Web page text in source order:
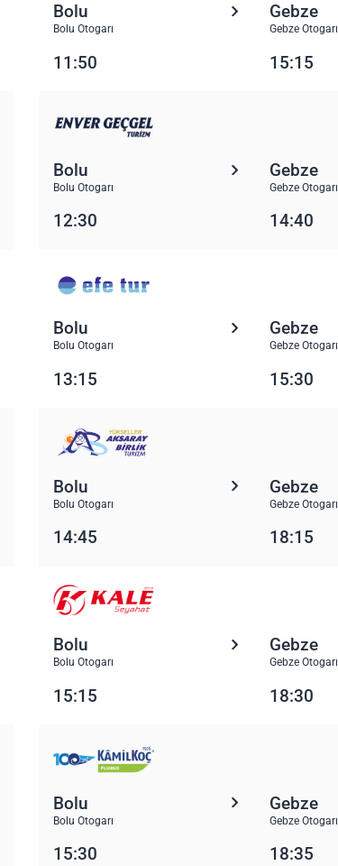
Bolu
Bolu Otogarı
Gebze
Gebze Otogarı
11:50 15:15
Bolu
Bolu Otogarı
Gebze
Gebze Otogarı
12:30 14:40
Bolu
Bolu Otogarı
Gebze
Gebze Otogarı
13:15 15:30
Bolu
Bolu Otogarı
Gebze
Gebze Otogarı
14:45 18:15
Bolu
Bolu Otogarı
Gebze
Gebze Otogarı
15:15 18:30
Bolu
Bolu Otogarı
Gebze
Gebze Otogarı
15:30 18:35